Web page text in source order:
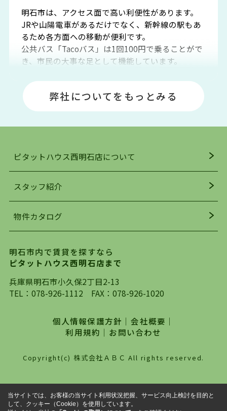
明石市は、アクセス面で高い利便性があります。
JRや山陽電車があるだけでなく、新幹線の駅もあ
るため各方面への移動が便利です。
公共バス「Tacoバス」は1回100円で乗ることがで
き、市民の大事な足として機能しています。
場や釣りスポットが多くあります。JR「大久保
駅」周辺には、ビブレ・イオンをはじめとした買
い物施設も多くあり、買い物にも困りません。
明石駅・西明石駅を中心に、明石市・神戸市西区
でお部屋探している方は、ぜひ当ＨＰにて物件を
お探しになってください。弊社は、スタッフの平
を行っており地域最大級の情報取扱量を誇ってお
ります。店頭で限られた物件をご紹介する、従来
自身でインターネットを利用し、理想のお部屋を
探していただき、選択していただいた物件情報に
対して、専門知識を持ったスタッフがサポートさ
せていただくスタイルを心がけております。私た
は、一度だけでは終わらない、お客様との末長い
お付き合いです。初めての一人暮らしから、就
職・ご結婚・売買物件の購入、などなど一生涯に
わたる、良きアドバイザーとして、地域に密着し
た営業スタイルで様々なお役立ちができればと強
わせください。
弊社についてをもっとみる
ピタットハウス西明石店について
スタッフ紹介
物件カタログ
明石市内で賃貸を探すなら
ピタットハウス西明石店まで
兵庫県明石市小久保2丁目2-13
TEL： 078-926-1112 FAX：078-926-1020
個人情報保護方針 ｜会社概要 ｜
利用規約 ｜ お問い合わせ
Copyright(c) 株式会社ＡＢＣ All rights reserved.
当サイトでは、お客様の当サイト利用状況把握、サービス向上検討を目的と
して、クッキー（Cookie）を使用しています。